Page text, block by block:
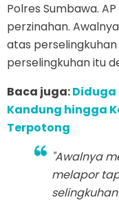
Polres Sumbawa.
perzinahan.
atas
perselingkuhan itu
Baca juga:Diduga
Kandung hingga
Terpotong
"Awalnya
melapor